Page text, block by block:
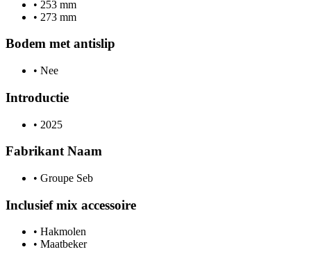
• 253 mm
• 273 mm
Bodem met antislip
• Nee
Introductie
• 2025
Fabrikant Naam
• Groupe Seb
Inclusief mix accessoire
• Hakmolen
• Maatbeker